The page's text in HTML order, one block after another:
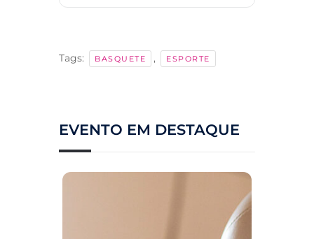
Tags: BASQUETE , ESPORTE
EVENTO EM DESTAQUE